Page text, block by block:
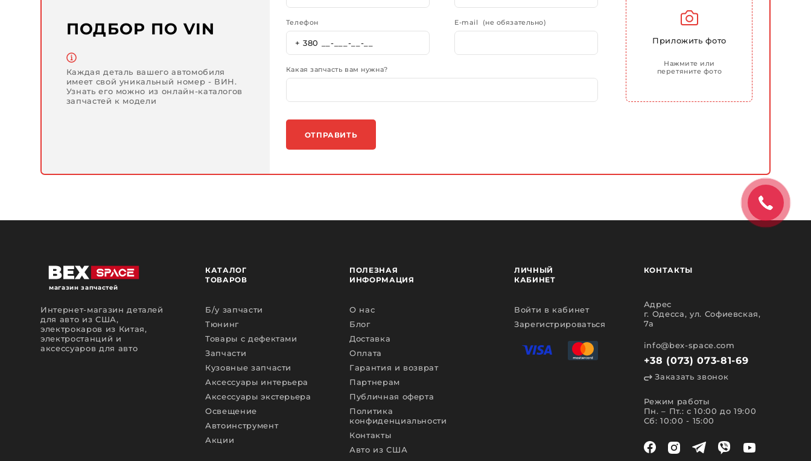
ПОДБОР ПО VIN
Каждая деталь вашего автомобиля
имеет свой уникальный номер - ВИН.
Узнать его можно из онлайн-каталогов
запчастей к модели
Телефон E-mail (не обязательно)
Какая запчасть вам нужна?
Приложить фото
Нажмите или
перетяните фото
ОТПРАВИТЬ
магазин запчастей
Интернет-магазин деталей
для авто из США,
электрокаров из Китая,
электростанций и
аксессуаров для авто
КАТАЛОГ
ТОВАРОВ
Б/у запчасти
Тюнинг
Товары с дефектами
Запчасти
Кузовные запчасти
Аксессуары интерьера
Аксессуары экстерьера
Освещение
Автоинструмент
Акции
ПОЛЕЗНАЯ
ИНФОРМАЦИЯ
О нас
Блог
Доставка
Оплата
Гарантия и возврат
Партнерам
Публичная оферта
Политика
конфиденциальности
Контакты
Авто из США
ЛИЧНЫЙ
КАБИНЕТ
Войти в кабинет
Зарегистрироваться
КОНТАКТЫ
Адрес
г. Одесса, ул. Софиевская,
7а
info@bex-space.com
+38 (073) 073-81-69
Заказать звонок
Режим работы
Пн. – Пт.: с 10:00 до 19:00
Сб: 10:00 - 15:00